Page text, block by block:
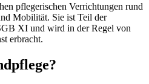
pflegerischen Verrichtungen rund
Mobilität. Sie ist Teil der
XI und wird in der Regel von
erbracht.